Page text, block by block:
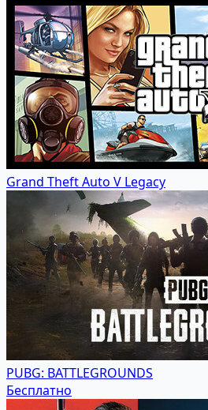
Grand Theft Auto V Legacy
PUBG: BATTLEGROUNDS
Бесплатно